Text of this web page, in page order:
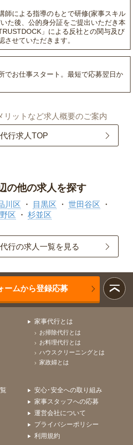
師による指導のもとで研修(家事スキル
た後、公的身分証をご提出いただき本
」による反社との関与及び
させていただきます。
でお仕事スタート。最短で応募翌日か
リットなど求人概要のご案内
行求人TOP
の他の求人を探す
川区 目黒区
世田谷区
区
杉並区
行の求人一覧を見る
ームから登録応募
家事代行とは
お掃除代行とは
お料理代行とは
ハウスクリーニングとは
家政婦とは
安心･安全への取り組み
家事スタッフへの応募
運営会社について
プライバシーポリシー
利用規約